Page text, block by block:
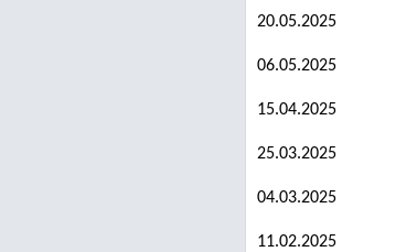
20.05.2025
06.05.2025
15.04.2025
25.03.2025
04.03.2025
11.02.2025